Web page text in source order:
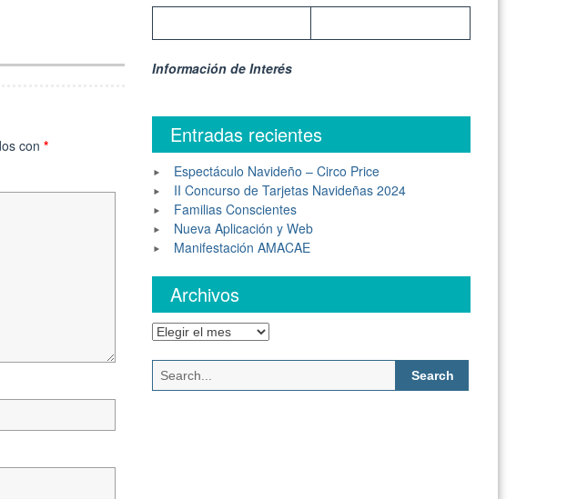
con *
Información de Interés
Entradas recientes
Espectáculo Navideño – Circo Price
II Concurso de Tarjetas Navideñas 2024
Familias Conscientes
Nueva Aplicación y Web
Manifestación AMACAE
Archivos
Archivos
Search
for: